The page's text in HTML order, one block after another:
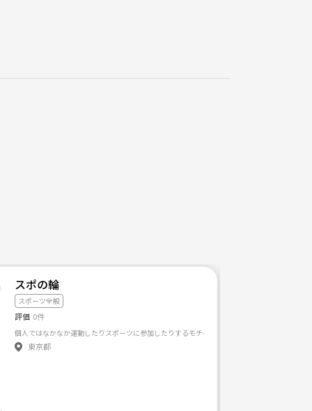
スポの輪
スポーツ全般
評価 0件
個人ではなかなか運動したりスポーツに参加したりするモチベーションが湧きづらい中、 同
東京都